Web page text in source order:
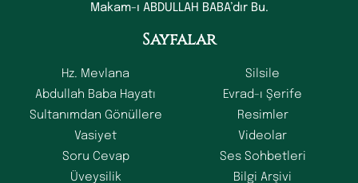
Makam-ı ABDULLAH BABA’dır Bu.
Sayfalar
Hz. Mevlana
Abdullah Baba Hayatı
Sultanımdan Gönüllere
Vasiyet
Soru Cevap
Üveysilik
Silsile
Evrad-ı Şerife
Resimler
Videolar
Ses Sohbetleri
Bilgi Arşivi